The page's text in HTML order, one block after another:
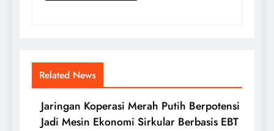
Related News
Jaringan Koperasi Merah Putih Berpotensi
Jadi Mesin Ekonomi Sirkular Berbasis EBT